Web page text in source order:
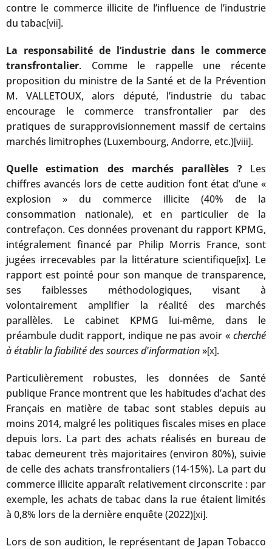
contre le commerce illicite de l’influence de l’industrie
du tabac[vii].
La responsabilité de l’industrie dans le commerce
transfrontalier. Comme le rappelle une récente
proposition du ministre de la Santé et de la Prévention
M. VALLETOUX, alors député, l’industrie du tabac
encourage le commerce transfrontalier par des
pratiques de surapprovisionnement massif de certains
marchés limitrophes (Luxembourg, Andorre, etc.)[viii].
Quelle estimation des marchés parallèles ?Les
chiffres avancés lors de cette audition font état d’une «
explosion » du commerce illicite (40% de la
consommation nationale), et en particulier de la
contrefaçon. Ces données provenant du rapport KPMG,
intégralement financé par Philip Morris France, sont
jugées irrecevables par la littérature scientifique[ix]. Le
rapport est pointé pour son manque de transparence,
ses faiblesses méthodologiques, visant à
volontairement amplifier la réalité des marchés
parallèles. Le cabinet KPMG lui-même, dans le
préambule dudit rapport, indique ne pas avoir « cherché
à établir la fiabilité des sources d'information»[x].
Particulièrement robustes, les données de Santé
publique France montrent que les habitudes d’achat des
Français en matière de tabac sont stables depuis au
moins 2014, malgré les politiques fiscales mises en place
depuis lors. La part des achats réalisés en bureau de
tabac demeurent très majoritaires (environ 80%), suivie
de celle des achats transfrontaliers (14-15%). La part du
commerce illicite apparaît relativement circonscrite : par
exemple, les achats de tabac dans la rue étaient limités
à 0,8% lors de la dernière enquête (2022)[xi].
Lors de son audition, le représentant de Japan Tobacco